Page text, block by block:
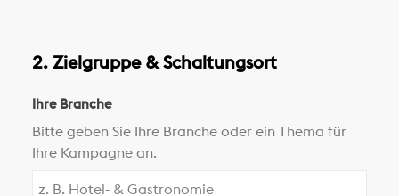
2. Zielgruppe & Schaltungsort
Ihre Branche
Bitte geben Sie Ihre Branche oder ein Thema für
Ihre Kampagne an.